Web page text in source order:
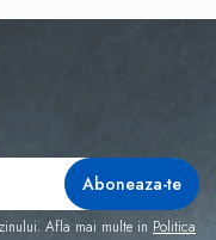
Afla mai multe in Politica